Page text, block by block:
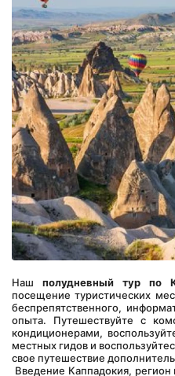
Наш полудневный тур по
посещение туристических
беспрепятственного,
опыта. Путешествуйте с
кондиционерами,
местных гидов и
свое путешествие